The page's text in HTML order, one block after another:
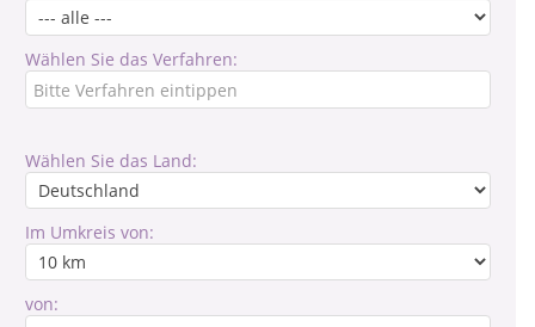
Wählen Sie das Verfahren:
Wählen Sie das Land:
Im Umkreis von:
von: